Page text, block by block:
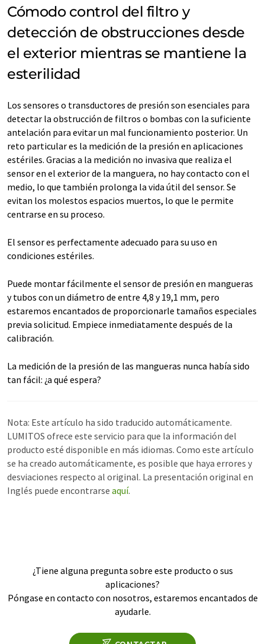
Cómodo control del filtro y
detección de obstrucciones desde
el exterior mientras se mantiene la
esterilidad
Los sensores o transductores de presión son esenciales para
detectar la obstrucción de filtros o bombas con la suficiente
antelación para evitar un mal funcionamiento posterior. Un
reto particular es la medición de la presión en aplicaciones
estériles. Gracias a la medición no invasiva que realiza el
sensor en el exterior de la manguera, no hay contacto con el
medio, lo que también prolonga la vida útil del sensor. Se
evitan los molestos espacios muertos, lo que le permite
centrarse en su proceso.
El sensor es perfectamente adecuado para su uso en
condiciones estériles.
Puede montar fácilmente el sensor de presión en mangueras
y tubos con un diámetro de entre 4,8 y 19,1 mm, pero
estaremos encantados de proporcionarle tamaños especiales
previa solicitud. Empiece inmediatamente después de la
calibración.
La medición de la presión de las mangueras nunca había sido
tan fácil: ¿a qué espera?
Nota: Este artículo ha sido traducido automáticamente.
LUMITOS ofrece este servicio para que la información del
producto esté disponible en más idiomas. Como este artículo
se ha creado automáticamente, es posible que haya errores y
desviaciones respecto al original. La presentación original en
Inglés puede encontrarse aquí.
¿Tiene alguna pregunta sobre este producto o sus
aplicaciones?
Póngase en contacto con nosotros, estaremos encantados de
ayudarle.